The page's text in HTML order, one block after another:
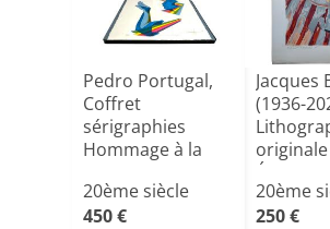
Pedro Portugal,
Coffret
sérigraphies
Hommage à la
197[...]
20ème siècle
450 €
Jacques
(1936-
Épre[...]
20ème
250 €